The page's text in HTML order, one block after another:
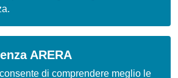
ARERA
consente di comprendere meglio le